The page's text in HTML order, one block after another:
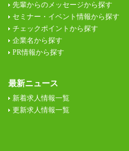
先輩からのメッセージから探す
セミナー・イベント情報から探す
チェックポイントから探す
企業名から探す
PR情報から探す
最新ニュース
新着求人情報一覧
更新求人情報一覧